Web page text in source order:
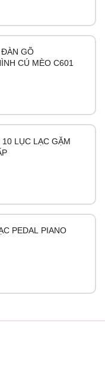
ĐÀN GÕ
CÚ MÈO C601
LỤC LẠC GẶM
PEDAL PIANO